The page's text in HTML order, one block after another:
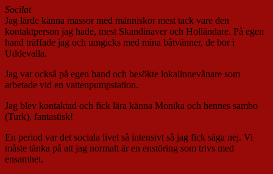
Socilat
Jag lärde känna massor med människor mest tack vare den
kontaktperson jag hade, mest Skandinaver och Holländare. På egen
hand träffade jag och umgicks med mina båtvänner, de bor i
Uddevalla.
Jag var också på egen hand och besökte lokalinnevånare som
arbetade vid en vattenpumpstation.
Jag blev kontaktad och fick lära känna Monika och hennes sambo
(Turk), fantastisk!
En period var det sociala livet så intensivt så jag fick säga nej. Vi
måste tänka på att jag normalt är en enstöring som trivs med
ensamhet.